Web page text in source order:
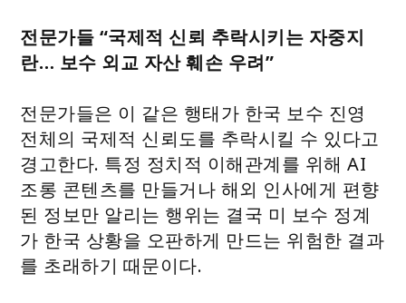
전문가들 “국제적 신뢰 추락시키는 자중지
란… 보수 외교 자산 훼손 우려”
전문가들은 이 같은 행태가 한국 보수 진영
전체의 국제적 신뢰도를 추락시킬 수 있다고
경고한다. 특정 정치적 이해관계를 위해 AI
조롱 콘텐츠를 만들거나 해외 인사에게 편향
된 정보만 알리는 행위는 결국 미 보수 정계
가 한국 상황을 오판하게 만드는 위험한 결과
를 초래하기 때문이다.